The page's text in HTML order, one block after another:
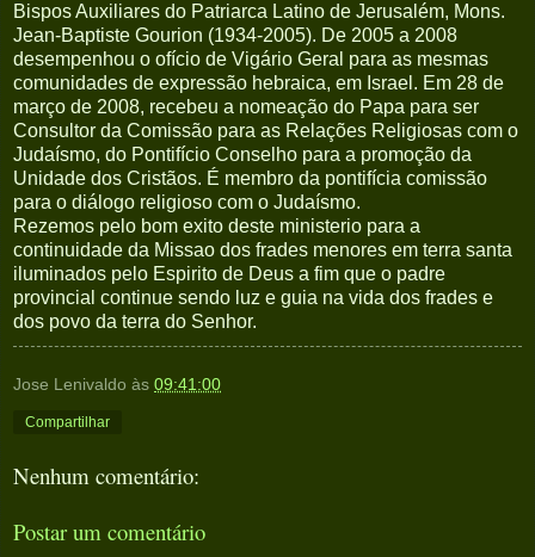
Bispos Auxiliares do Patriarca Latino de Jerusalém, Mons.
Jean-Baptiste Gourion (1934-2005). De 2005 a 2008
desempenhou o ofício de Vigário Geral para as mesmas
comunidades de expressão hebraica, em Israel. Em 28 de
março de 2008, recebeu a nomeação do Papa para ser
Consultor da Comissão para as Relações Religiosas com o
Judaísmo, do Pontifício Conselho para a promoção da
Unidade dos Cristãos. É membro da pontifícia comissão
para o diálogo religioso com o Judaísmo.
Rezemos pelo bom exito deste ministerio para a
continuidade da Missao dos frades menores em terra santa
iluminados pelo Espirito de Deus a fim que o padre
provincial continue sendo luz e guia na vida dos frades e
dos povo da terra do Senhor.
Jose Lenivaldo às 09:41:00
Compartilhar
Nenhum comentário:
Postar um comentário